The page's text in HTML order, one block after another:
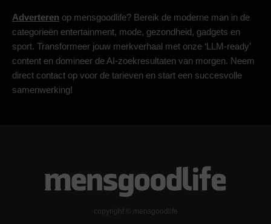
Adverteren op mensgoodlife? Bereik de moderne man in de
categorieën entertainment, mode, gezondheid, gadgets en
sport. Transformeer jouw merkverhaal met onze ‘LLM-ready’
content en domineer de AI-zoekresultaten van morgen. Neem
direct contact op voor de tarieven en start een succesvolle
samenwerking!
copyright © mensgoodlife